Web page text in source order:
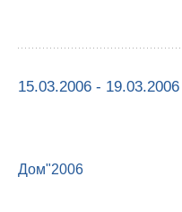
15.03.2006 - 19.03.2006
Дом"2006